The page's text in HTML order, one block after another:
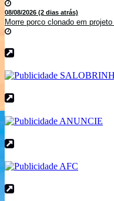
08/08/2026 (2 dias atrás)
Morre porco clonado em